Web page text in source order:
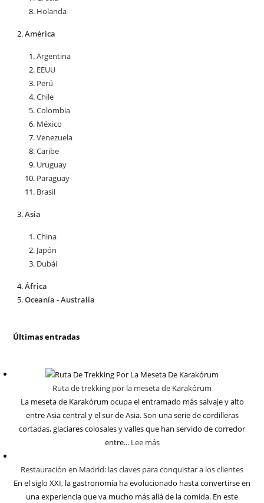
Holanda
América
Argentina
EEUU
Perú
Chile
Colombia
México
Venezuela
Caribe
Uruguay
Paraguay
Brasil
Asia
China
Japón
Dubái
África
Oceanía - Australia
Últimas entradas
Ruta de trekking por la meseta de Karakórum
La meseta de Karakórum ocupa el entramado más salvaje y alto
entre Asia central y el sur de Asia. Son una serie de cordilleras
cortadas, glaciares colosales y valles que han servido de corredor
entre... Lee más
Restauración en Madrid: las claves para conquistar a los clientes
En el siglo XXI, la gastronomía ha evolucionado hasta convertirse en
una experiencia que va mucho más allá de la comida. En este